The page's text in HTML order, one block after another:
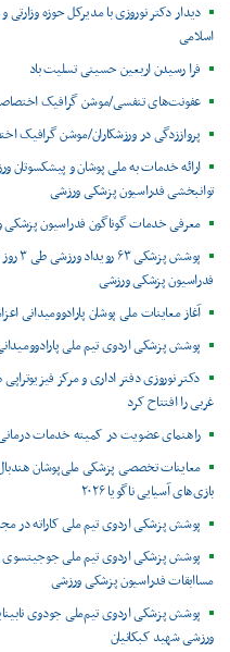
دیدار دکتر نوروزی با مدیرکل حوزه
اسلامی
فرا رسیدن اربعین حسینی تسلیت باد
عفونت‌های تنفسی/موشن گرافیک
پرواززدگی در ورزشکاران/موشن گرافیک
ارائه خدمات به ملی پوشان و پیشکسوتان
توانبخشی فدراسیون پزشکی ورزشی
معرفی خدمات گوناگون فدراسیون
پوشش
فدراسیون پزشکی ورزشی
آغاز معاینات ملی پوشان پارادوومیدانی
پوشش پزشکی اردوی تیم ملی
دکتر نوروزی دفتر اداری و مرکز
غربی را افتتاح کرد
راهنمای عضویت در کمیته خدمات
معاینات تخصصی پزشکی ملی‌پوشان
بازی‌های آسیایی ناگویا ۲۰۲۶
پوشش پزشکی اردوی تیم ملی کاراته در
پوشش پزشکی اردوی تیم ملی جوجیتسوی
مساابقات فدراسیون پزشکی ورزشی
پوشش پزشکی اردوی تیم‌ملی جودوی
ورزشی شهید کبکانیان